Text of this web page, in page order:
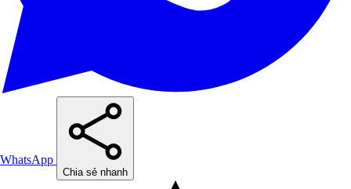
WhatsApp
Chia sẻ nhanh